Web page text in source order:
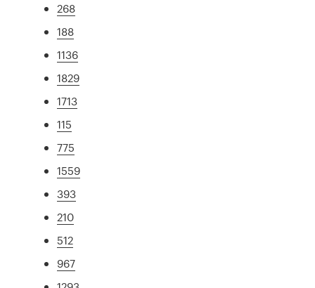
268
188
1136
1829
1713
115
775
1559
393
210
512
967